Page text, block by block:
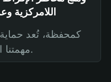
اللامركزية
كمحفظة، تُعد
مهمتنا الأساسية.